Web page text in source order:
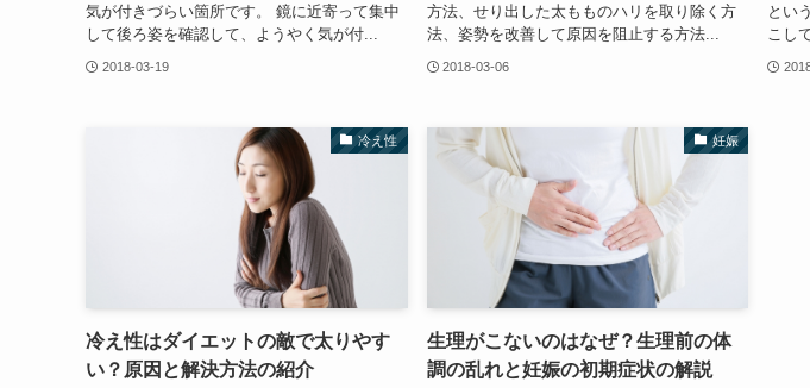
気が付きづらい箇所です。 鏡に近寄って集中
して後ろ姿を確認して、ようやく気が付...
2018-03-19
方法、せり出した太もものハリを取り除く方
法、姿勢を改善して原因を阻止する方法...
2018-03-06
とい
こし
冷え性
冷え性はダイエットの敵で太りやす
い？原因と解決方法の紹介
妊娠
生理がこないのはなぜ？生理前の体
調の乱れと妊娠の初期症状の解説